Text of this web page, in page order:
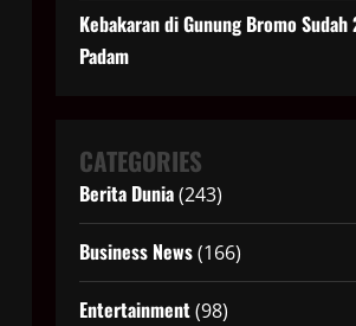
Kebakaran di Gunung Bromo
Padam
CATEGORIES
Berita Dunia(243)
Business News(166)
Entertainment(98)